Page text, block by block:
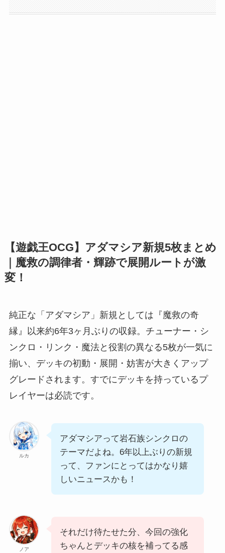
【遊戯王OCG】アダマシア新規5枚まとめ
｜魔救の調律者・輝跡で展開ルートが激
変！
純正な「アダマシア」新規としては『魔救の奇
縁』以来約6年3ヶ月ぶりの収録。チューナー・シ
ンクロ・リンク・魔法と役割の異なる5枚が一気に
揃い、デッキの初動・展開・妨害が大きくアップ
グレードされます。すでにデッキを持っているプ
レイヤーは必読です。
ルカ
アダマシアって岩石族シンクロの
テーマだよね。6年以上ぶりの新規
って、ファンにとってはかなり嬉
しいニュースかも！
ノア
それだけ待たせた分、今回の強化
ちゃんとデッキの核を補ってる感